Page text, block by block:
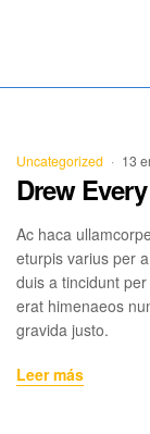
Uncategorized 13
Drew
Ac haca
eturpis varius per
duis a tincidunt
erat himenaeos
gravida justo.
Leer más